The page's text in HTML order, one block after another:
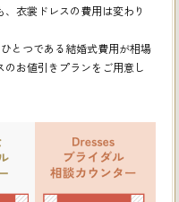
衣裳ドレスの費用は変わり
とつである結婚式費用が相場
のお値引きプランをご用意し